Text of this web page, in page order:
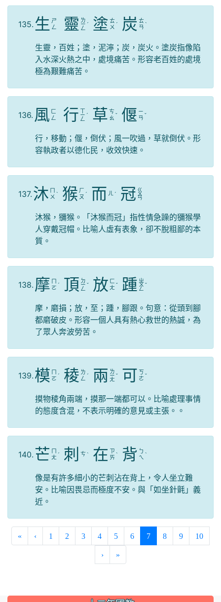
135. 生 ㄕ
ㄥ
靈 ㄌ
ㄧ
ㄥ
ˊ 塗 ㄊ
ㄨ ˊ 炭 ㄊ
ㄢ ˋ
生靈，百姓；塗，泥濘；炭，炭火。塗炭指像陷
入水深火熱之中，處境痛苦。形容老百姓的處境
極為艱難痛苦。
136. 風 ㄈ
ㄥ
行 ㄒ
ㄧ
ㄥ
ˊ 草 ㄘ
ㄠ ˇ 偃 ㄧ
ㄢ ˇ
行，移動；偃，倒伏；風一吹過，草就倒伏。形
容執政者以德化民，收效快速。
137. 沐 ㄇ
ㄨ ˋ 猴 ㄏ
ㄡ ˊ 而 ㄦ ˊ 冠 ㄍ
ㄨ
ㄢ
沐猴，獼猴。「沐猴而冠」指性情急躁的獼猴學
人穿戴冠帽。比喻人虛有表象，卻不脫粗鄙的本
質。
138. 摩 ㄇ
ㄛ ˊ 頂 ㄉ
ㄧ
ㄥ
ˇ 放 ㄈ
ㄤ ˇ 踵 ㄓ
ㄨ
ㄥ
ˇ
摩，磨損；放，至；踵，腳跟。句意：從頭到腳
都磨破皮。形容一個人具有熱心救世的熱誠，為
了眾人奔波勞苦。
139. 模 ㄇ
ㄛ ˊ 稜 ㄌ
ㄥ ˊ 兩 ㄌ
ㄧ
ㄤ
ˇ 可 ㄎ
ㄜ ˇ
摸物稜角兩端，摸那一端都可以。比喻處理事情
的態度含混，不表示明確的意見或主張。。
140. 芒 ㄇ
ㄤ ˊ 刺 ㄘˋ 在 ㄗ
ㄞ ˋ 背 ㄅ
ㄟ ˋ
像是有許多細小的芒刺沾在背上，令人坐立難
安。比喻因畏忌而極度不安。與「如坐針氈」義
近。
« ‹ 1 2 3 4 5 6 7(current)
8 9 10
› »
:::